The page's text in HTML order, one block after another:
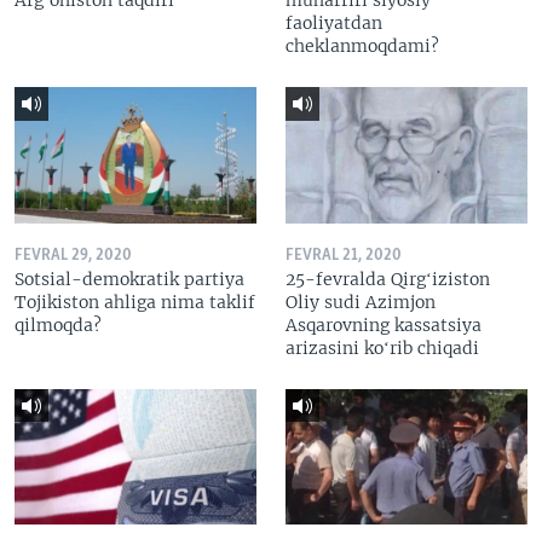
faoliyatdan
cheklanmoqdami?
FEVRAL 29, 2020
Sotsial-demokratik partiya
Tojikiston ahliga nima taklif
qilmoqda?
FEVRAL 21, 2020
25-fevralda Qirgʻiziston
Oliy sudi Azimjon
Asqarovning kassatsiya
arizasini koʻrib chiqadi